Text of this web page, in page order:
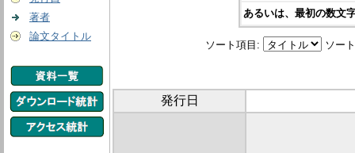
著者
論文タイトル
あるいは、最初の数文
ソート項目: ソー
発行日